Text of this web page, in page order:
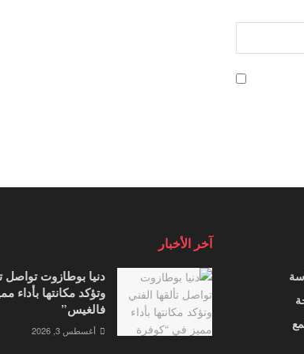
آخر الأخبار
دنيا بوطازوت تواصل
وتؤكد مكانتها بأداء
فالغيس”
أغسطس 3, 2026